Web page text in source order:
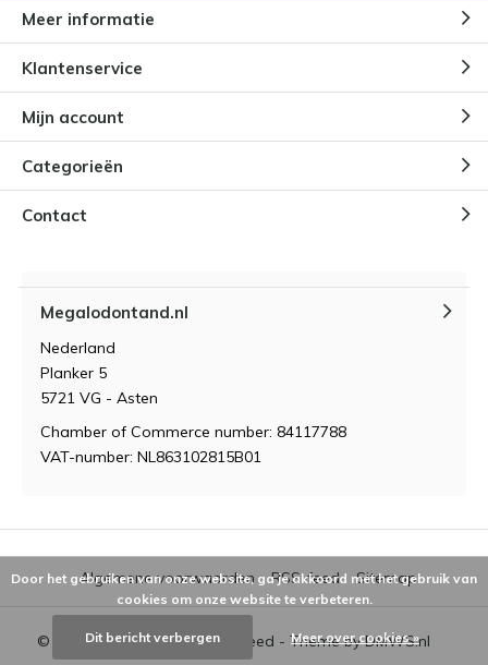
Meer informatie
Klantenservice
Mijn account
Categorieën
Contact
Megalodontand.nl
Nederland
Planker 5
5721 VG - Asten
Chamber of Commerce number: 84117788
VAT-number: NL863102815B01
© 2026 - Powered byLightspeed - Theme byDMWS.nl
Algemene voorwaarden RSS-feed Sitemap
Door het gebruiken van onze website, ga je akkoord met het gebruik van
cookies om onze website te verbeteren.
Dit bericht verbergen Meer over cookies »